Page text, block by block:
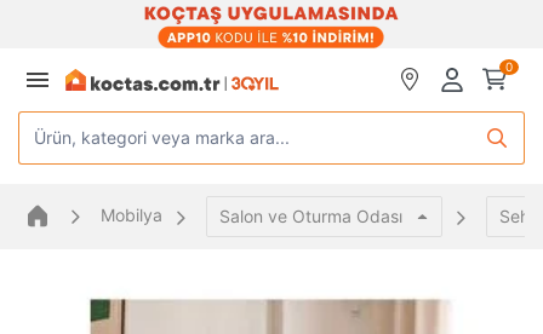
0
Ürün, kategori veya marka ara...
Mobilya Salon ve Oturma Odası